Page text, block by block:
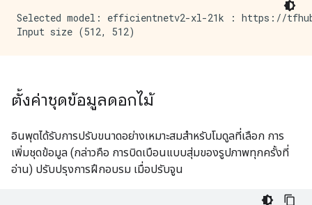
Selected model: efficientnetv2-xl-21k : https://
ตั้งค่าชุดข้อมูลดอกไม้
อินพุตได้รับการปรับขนาดอย่างเหมาะสมสำหรับโมดูลที่เลือก การ
เพิ่มชุดข้อมูล (กล่าวคือ การบิดเบือนแบบสุ่มของรูปภาพทุกครั้งที่
อ่าน) ปรับปรุงการฝึกอบรม เมื่อปรับจูน